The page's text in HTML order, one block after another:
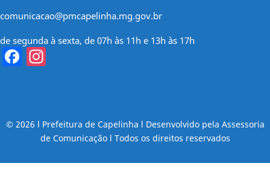
comunicacao@pmcapelinha.mg.gov.br
de segunda à sexta, de 07h às 11h e 13h às 17h
Facebook
© 2026 l Prefeitura de Capelinha l Desenvolvido pela Assessoria
de Comunicação l Todos os direitos reservados